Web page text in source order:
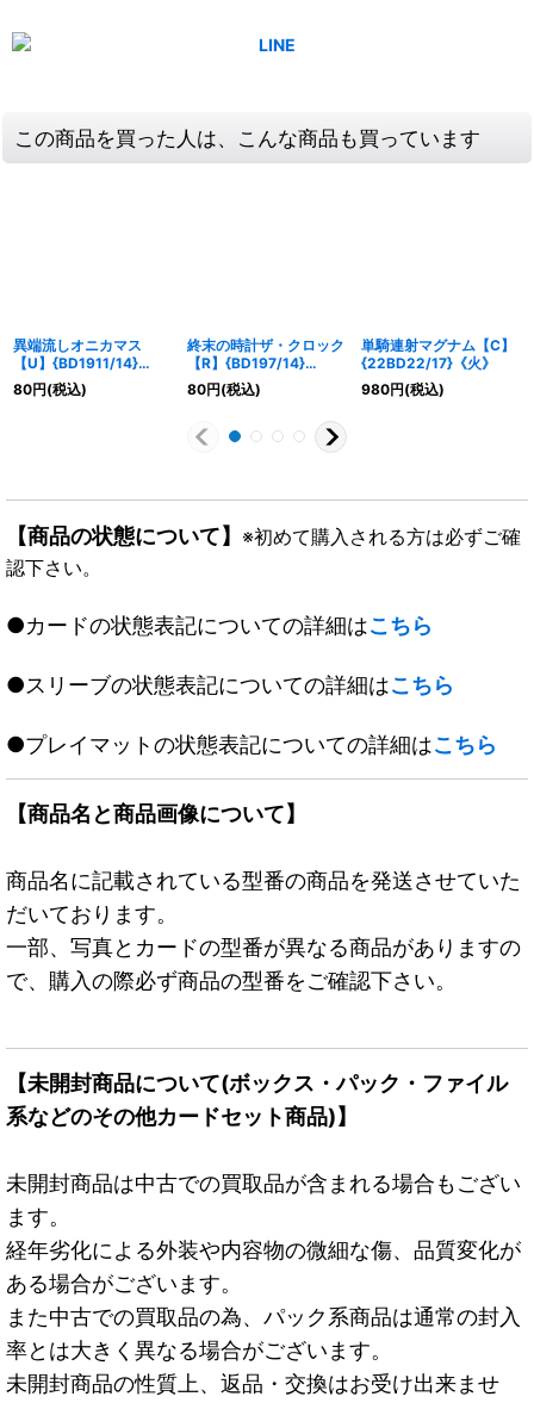
この商品を買った人は、こんな商品も買っています
異端流しオニカマス
【U】{BD1911/14}
《水》
80円(税込)
終末の時計ザ・クロック
【R】{BD197/14}
《水》
80円(税込)
単騎連射マグナム【C】
{22BD22/17}《火》
980円(税込)
【商品の状態について】 ※初めて購入される方は必ずご確
認下さい。
●カードの状態表記についての詳細はこちら
●スリーブの状態表記についての詳細はこちら
●プレイマットの状態表記についての詳細はこちら
【商品名と商品画像について】
商品名に記載されている型番の商品を発送させていた
だいております。
一部、写真とカードの型番が異なる商品がありますの
で、購入の際必ず商品の型番をご確認下さい。
【未開封商品について(ボックス・パック・ファイル
系などのその他カードセット商品)】
未開封商品は中古での買取品が含まれる場合もござい
ます。
経年劣化による外装や内容物の微細な傷、品質変化が
ある場合がございます。
また中古での買取品の為、パック系商品は通常の封入
率とは大きく異なる場合がございます。
未開封商品の性質上、返品・交換はお受け出来ませ